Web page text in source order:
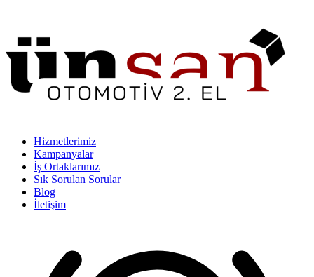
Hizmetlerimiz
Kampanyalar
İş Ortaklarımız
Sık Sorulan Sorular
Blog
İletişim